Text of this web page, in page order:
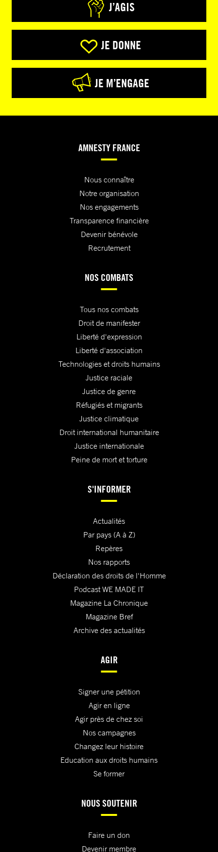
J’AGIS
JE DONNE
JE M’ENGAGE
AMNESTY FRANCE
Nous connaître
Notre organisation
Nos engagements
Transparence financière
Devenir bénévole
Recrutement
NOS COMBATS
Tous nos combats
Droit de manifester
Liberté d'expression
Liberté d'association
Technologies et droits humains
Justice raciale
Justice de genre
Réfugiés et migrants
Justice climatique
Droit international humanitaire
Justice internationale
Peine de mort et torture
S'INFORMER
Actualités
Par pays (A à Z)
Repères
Nos rapports
Déclaration des droits de l'Homme
Podcast WE MADE IT
Magazine La Chronique
Magazine Bref
Archive des actualités
AGIR
Signer une pétition
Agir en ligne
Agir près de chez soi
Nos campagnes
Changez leur histoire
Education aux droits humains
Se former
NOUS SOUTENIR
Faire un don
Devenir membre